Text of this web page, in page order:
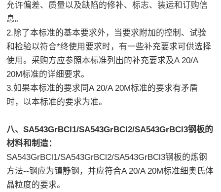
允许偏差、质量以及缺陷的修补、标志、装运和订购信
息。
2.除了本标准的基本要求外，当要求附加的控制、试验
和检验以符合*终使用要求时，有一些补充要求可供选择
使用。采购方应参照本标准列出的补充要求及A 20/A
20M标准的详细要求。
3.如果本标准的要求同A 20/A 20M标准的要求有矛盾
时，以本标准的要求为准。
八、SA543GrBCl1/SA543GrBCl2/SA543GrBCl3钢板的
材料和制造：
SA543GrBCl1/SA543GrBCl2/SA543GrBCl3钢板的炼钢
方法--钢应为镇静钢，并应符合A 20/A 20M标准细奥氏体
晶粒度的要求。